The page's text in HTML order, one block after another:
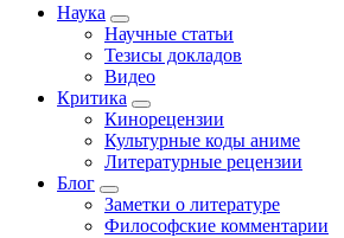
Наука
Научные статьи
Тезисы докладов
Видео
Критика
Кинорецензии
Культурные коды аниме
Литературные рецензии
Блог
Заметки о литературе
Философские комментарии